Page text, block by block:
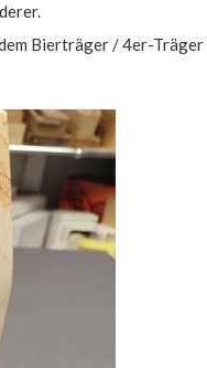
Bierträger / 4er-